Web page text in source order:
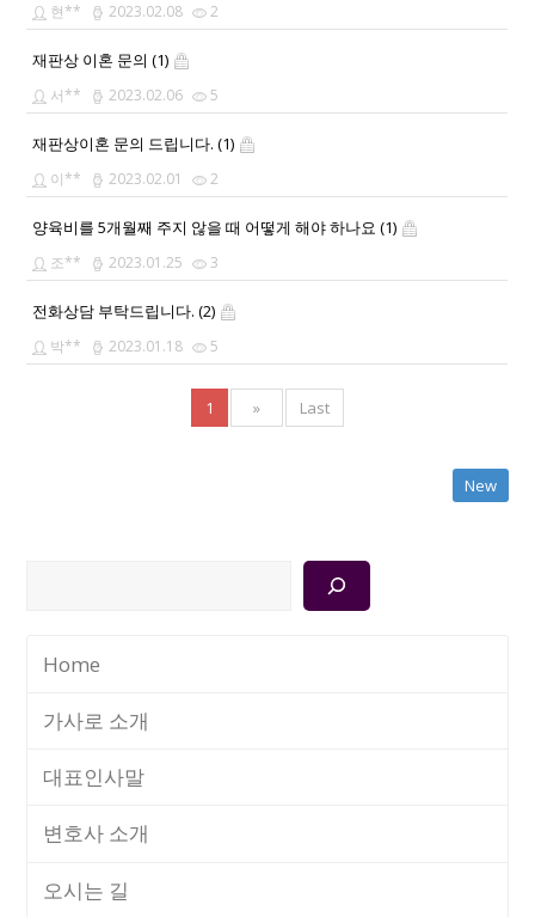
현** 2023.02.08 2
재판상 이혼 문의 (1)
서** 2023.02.06 5
재판상이혼 문의 드립니다. (1)
이** 2023.02.01 2
양육비를 5개월째 주지 않을 때 어떻게 해야 하나요 (1)
조** 2023.01.25 3
전화상담 부탁드립니다. (2)
박** 2023.01.18 5
1 » Last
New
Home
가사로 소개
대표인사말
변호사 소개
오시는 길